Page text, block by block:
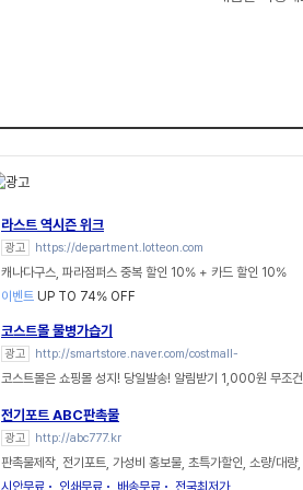
라스트 역시즌 위크
광고 https://department.lotteon.com
캐나다구스, 파라점퍼스 중복 할인 10% + 카드 할인 10%
이벤트 UP TO 74% OFF
코스트몰 물병가습기
광고 http://smartstore.naver.com/costmall-
코스트몰은 쇼핑몰 성지! 당일발송! 알림받기 1,000원 무조
전기포트 ABC판촉물
광고 http://abc777.kr
판촉물제작, 전기포트, 가성비 홍보물, 초특가할인, 소량/대량
시안무료
인쇄무료 배송무료 전국최저가